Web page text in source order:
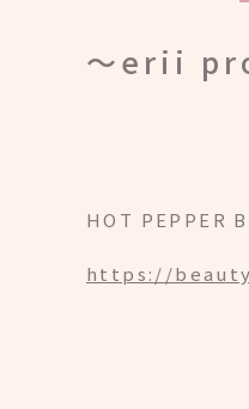
～erii
HOT PEPPER
https://